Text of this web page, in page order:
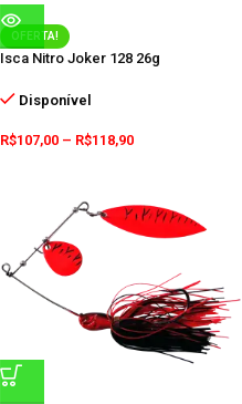
OFERTA!
Isca Nitro Joker 128 26g
Disponível
R$107,00 – R$118,90